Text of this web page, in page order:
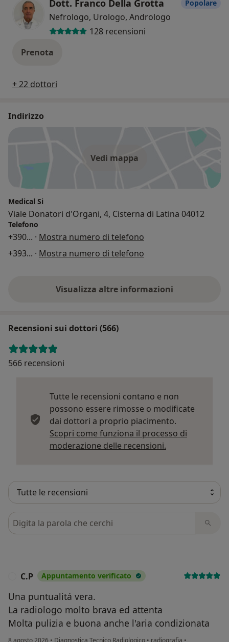
Dott. Franco Della Grotta
Nefrologo, Urologo, Andrologo
128 recensioni
Popolare
Prenota
+ 22 dottori
Indirizzo
Vedi mappa
Medical Si
Viale Donatori d'Organi, 4, Cisterna di Latina 04012
Telefono
+390... · Mostra numero di telefono
+393... · Mostra numero di telefono
Visualizza altre informazioni
Recensioni sui dottori (566)
566 recensioni
Tutte le recensioni contano e non
possono essere rimosse o modificate
dai dottori a proprio piacimento.
Scopri come funziona il processo di
moderazione delle recensioni.
Cerca nelle recensioni
C.P Appuntamento verificato
Una puntualitá vera.
La radiologo molto brava ed attenta
Molta pulizia e buona anche l'aria condizionata
8 agosto 2026 • Diagnostica Tecnico Radiologico • radiografia •